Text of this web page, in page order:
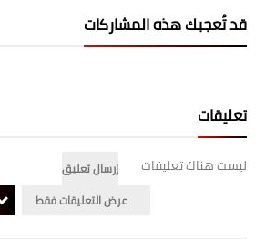
استمارة
قد تُعجبك هذه المشاركات
تعليقات
ليست هناك تعليقات
إرسال تعليق
عرض التعليقات فقط